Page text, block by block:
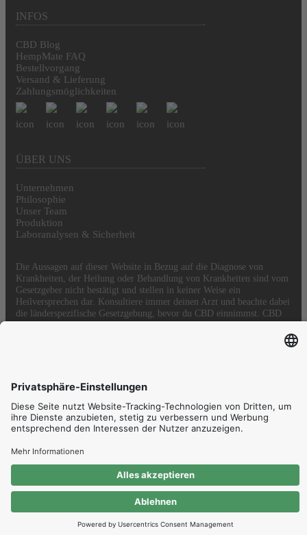
INFOS
CBD Blog
HempMate FAQ
Bestellvorgang
Versand & Lieferung
Zahlungsmöglichkeiten
ÜBER UNS
Unternehmen
Philosophie
Unser Team
Produktion
Laboranalysen & Sicherheit
Die Aussagen auf dieser Website in Bezug auf die Diagnose von
Krankheiten, der Heilung oder Behandlung von Krankheiten sind vom
Gesetzgeber nicht bestätigt und stellen in keiner Weise ein
Heilversprechen dar. Konsultiere immer deinen Arzt und beachte dabei
die länderspezifische Gesetzgebung, bevor du CBD einnimmst. CBD
Proudly hosted in
Also found on:
Dein Warenkorb.
inkl. MwSt.